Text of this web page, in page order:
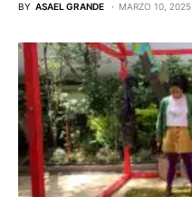
BY ASAEL GRANDE MARZO 10, 2025